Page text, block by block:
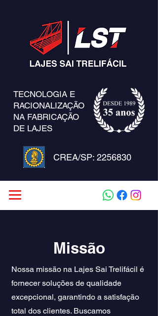
TECNOLOGIA E
RACIONALIZAÇÃO
NA FABRICAÇÃO
DE LAJES
CREA/SP: 2256830
Missão
Nossa missão na Lajes Sai Trelifácil é
fornecer soluções de qualidade
excepcional, garantindo a satisfação
total dos clientes. Buscamos